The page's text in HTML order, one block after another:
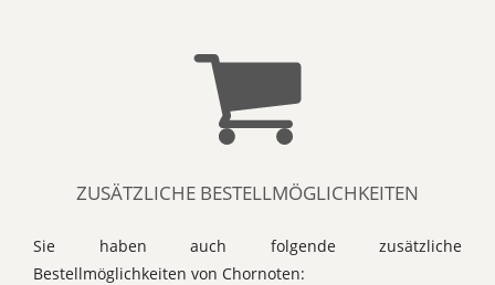
ZUSÄTZLICHE BESTELLMÖGLICHKEITEN
Sie haben auch folgende zusätzliche
Bestellmöglichkeiten von Chornoten: